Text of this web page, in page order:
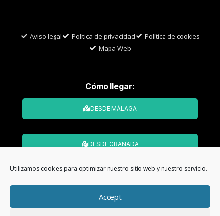
Utilizamos cookies para optimizar nuestro sitio web y nuestro servicio.
Accept
Aviso legal Política de privacidad
Política de cookies
Mapa Web
Cómo llegar:
DESDE MÁLAGA
DESDE GRANADA
desarrollada porCMA Comunicación